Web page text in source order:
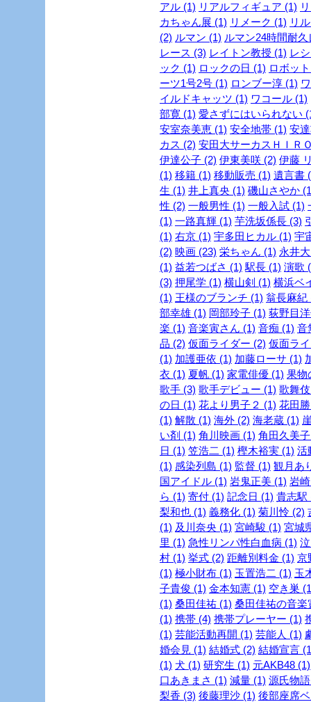
アル (1) リアルフィギュア (1)
カちゃん展 (1) リメーク (1) リ
(2) ルマン (1) ルマン24時間耐
レース (3) レイトン教授 (1) レ
ック (1) ロックの日 (1) ロボッ
ーツ1号2号 (1) ロンブー淳 (1)
イルドキャッツ (1) ワコール (1)
部寛 (1) 愛さずにはいられない
安室奈美恵 (1) 安全地帯 (1) 安
カス (2) 安田大サーカスＨＩＲ
伊達公子 (2) 伊東美咲 (2) 伊藤
(1) 移籍 (1) 移動販売 (1) 遺言書
生 (1) 井上真央 (1) 磯山さやか
性 (2) 一般男性 (1) 一般入試 (1)
(1) 一路真輝 (1) 芋洗坂係長 (3)
(1) 右京 (1) 宇多田ヒカル (1) 宇
(2) 映画 (23) 栄ちゃん (1) 永井
(1) 益若つばさ (1) 駅長 (1) 演歌
(3) 押尾学 (1) 横山剣 (1) 横浜ベ
(1) 王様のブランチ (1) 翁長麻紀
部幸雄 (1) 岡部玲子 (1) 荻野目
楽 (1) 音楽寅さん (1) 音痴 (1) 音
品 (2) 仮面ライダー (2) 仮面ラ
(1) 加護亜依 (1) 加藤ローサ (1)
衣 (1) 夏帆 (1) 家電俳優 (1) 果物
歌手 (3) 歌手デビュー (1) 歌舞
の日 (1) 花より男子２ (1) 花田
(1) 解散 (1) 海外 (2) 海老蔵 (1)
い剤 (1) 角川映画 (1) 角田久美
日 (1) 笠浩二 (1) 樫木裕実 (1) 活
(1) 感染列島 (1) 監督 (1) 観月あ
国アイドル (1) 岩鬼正美 (1) 岩
ら (1) 寄付 (1) 記念日 (1) 貴志駅
梨和也 (1) 義務化 (1) 菊川怜 (2)
(1) 及川奈央 (1) 宮崎駿 (1) 宮城
里 (1) 急性リンパ性白血病 (1)
村 (1) 挙式 (2) 距離別料金 (1) 京
(1) 極小財布 (1) 玉置浩二 (1) 玉
子貴俊 (1) 金本知憲 (1) 空き巣
(1) 桑田佳祐 (1) 桑田佳祐の音楽
(1) 携帯 (4) 携帯プレーヤー (1)
(1) 芸能活動再開 (1) 芸能人 (1)
婚会見 (1) 結婚式 (2) 結婚宣言
(1) 犬 (1) 研究生 (1) 元AKB48 (1)
口あきまさ (1) 減量 (1) 源氏物
梨香 (3) 後藤理沙 (1) 後部座席